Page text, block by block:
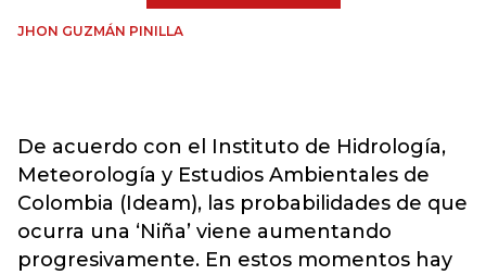
JHON GUZMÁN PINILLA
De acuerdo con el Instituto de Hidrología,
Meteorología y Estudios Ambientales de
Colombia (Ideam), las probabilidades de que
ocurra una ‘Niña’ viene aumentando
progresivamente. En estos momentos hay